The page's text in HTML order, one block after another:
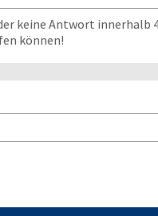
keine Antwort innerhalb
können!